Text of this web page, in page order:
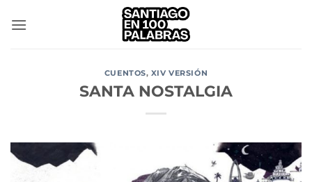
CUENTOS, XIV VERSIÓN
SANTA NOSTALGIA